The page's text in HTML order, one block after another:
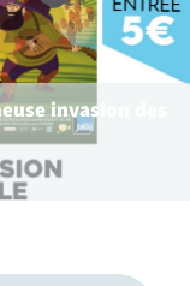
invasion des